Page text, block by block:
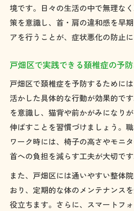
境です。日々の生活の中で無理な
策を意識し、首・肩の違和感を早
アを行うことが、症状悪化の防止に
戸畑区で実践できる頚椎症の予
戸畑区で頚椎症を予防するために
活かした具体的な行動が効果的で
を意識し、猫背や前かがみになり
伸ばすことを習慣づけましょう。
ワーク時には、椅子の高さやモニタ
首への負担を減らす工夫が大切です
また、戸畑区には通いやすい整体
おり、定期的な体のメンテナンス
役立ちます。さらに、スマートフ